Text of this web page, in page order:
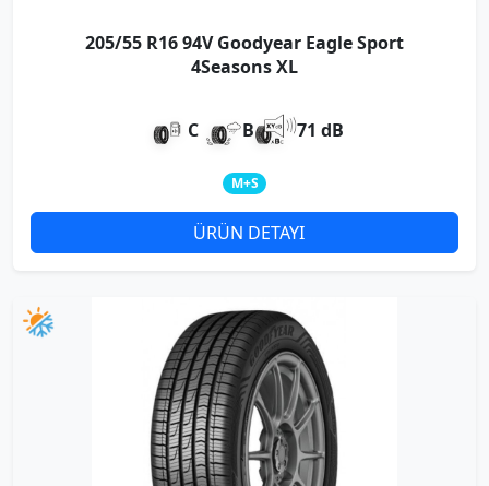
205/55 R16 94V Goodyear Eagle Sport
4Seasons XL
C B 71 dB
M+S
ÜRÜN DETAYI